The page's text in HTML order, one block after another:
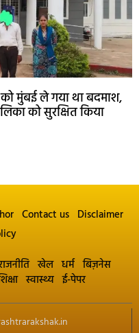
मुंबई ले गया था बदमाश,
को सुरक्षित किया
Contact us Disclaimer
खेल धर्म बिज़नेस
स्वास्थ्य ई-पेपर